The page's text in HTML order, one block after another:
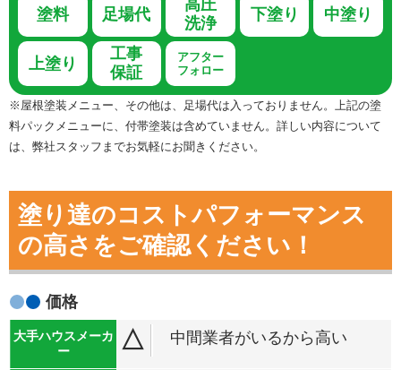
塗料 足場代
高圧
洗浄
下塗り 中塗り
上塗り
工事
保証
アフター
フォロー
※屋根塗装メニュー、その他は、足場代は入っておりません。上記の塗
料パックメニューに、付帯塗装は含めていません。詳しい内容について
は、弊社スタッフまでお気軽にお聞きください。
塗り達のコストパフォーマンス
の高さをご確認ください！
価格
△ 中間業者がいるから高い